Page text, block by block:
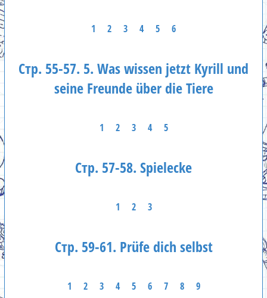
1 2 3 4 5 6
Стр. 55-57. 5. Was wissen jetzt Kyrill und
seine Freunde über die Tiere
1 2 3 4 5
Стр. 57-58. Spielecke
1 2 3
Стр. 59-61. Prüfe dich selbst
1 2 3 4 5 6 7 8 9